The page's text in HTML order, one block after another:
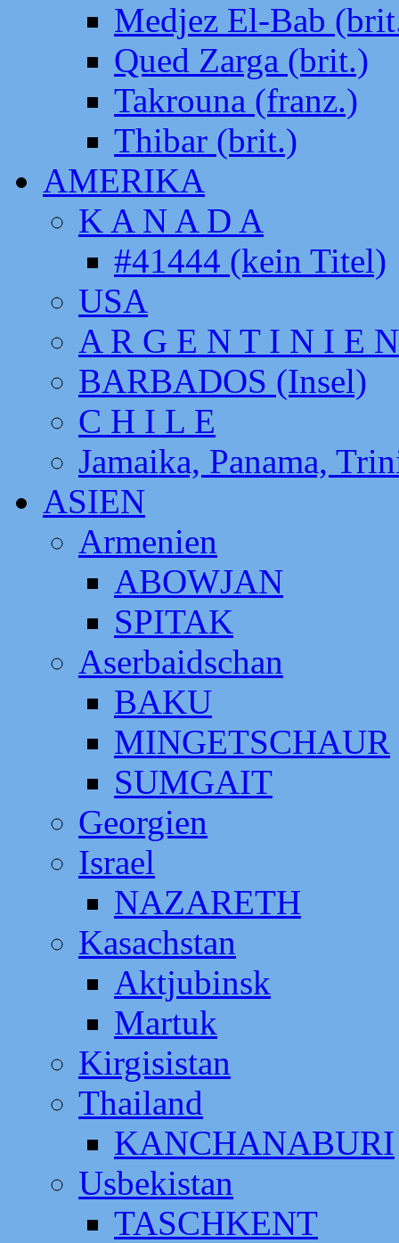
Medjez El-Bab
Qued Zarga (brit.)
Takrouna (franz.)
Thibar (brit.)
AMERIKA
K A N A D A
#41444 (kein Titel)
USA
A R G E N T I N I E N
BARBADOS (Insel)
C H I L E
Jamaika, Panama,
ASIEN
Armenien
ABOWJAN
SPITAK
Aserbaidschan
BAKU
MINGETSCHAUR
SUMGAIT
Georgien
Israel
NAZARETH
Kasachstan
Aktjubinsk
Martuk
Kirgisistan
Thailand
KANCHANABURI
Usbekistan
TASCHKENT